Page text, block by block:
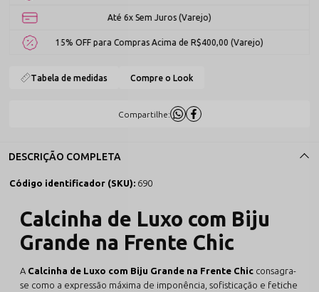
Até 6x Sem Juros (Varejo)
15% OFF para Compras Acima de R$400,00 (Varejo)
Tabela de medidas Compre o Look
Compartilhe:
DESCRIÇÃO COMPLETA
Código identificador (SKU): 690
Calcinha de Luxo com Biju
Grande na Frente Chic
A Calcinha de Luxo com Biju Grande na Frente Chic consagra-
se como a expressão máxima de imponência, sofisticação e fetiche